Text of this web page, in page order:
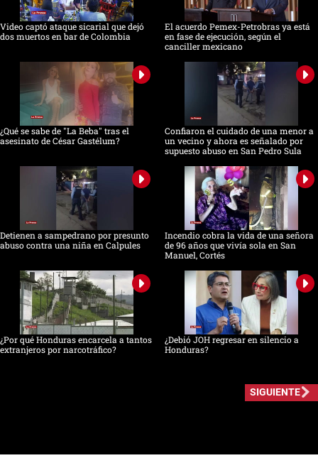
Video captó ataque sicarial que dejó
dos muertos en bar de Colombia
El acuerdo Pemex-Petrobras ya está
en fase de ejecución, según el
canciller mexicano
¿Qué se sabe de "La Beba" tras el
asesinato de César Gastélum?
Confiaron el cuidado de una menor a
un vecino y ahora es señalado por
supuesto abuso en San Pedro Sula
Detienen a sampedrano por presunto
abuso contra una niña en Calpules
Incendio cobra la vida de una señora
de 96 años que vivía sola en San
Manuel, Cortés
¿Por qué Honduras encarcela a tantos
extranjeros por narcotráfico?
¿Debió JOH regresar en silencio a
Honduras?
SIGUIENTE